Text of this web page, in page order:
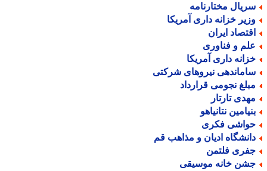
مختارنامه
خزانه داری آمریکا
ایران
و فناوری
داری آمریکا
نیروهای شرکتی
نجومی قرارداد
تارتار
نتانیاهو
فکری
ادیان و مذاهب قم
فلتمن
خانه موسیقی